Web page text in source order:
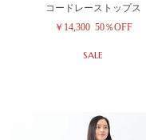
コードレーストップス
￥14,300 50％OFF
SALE